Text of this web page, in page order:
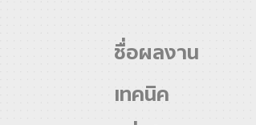
ชื่อผลงาน
เทคนิค